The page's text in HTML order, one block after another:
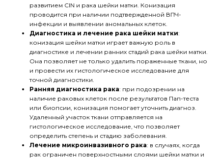
развитием CIN и рака шейки матки. Конизация
проводится при наличии подтвержденной ВПЧ-
инфекции и выявлении аномальных клеток.
Диагностика и лечение рака шейки матки:
конизация шейки матки играет важную роль в
диагностике и лечении ранних стадий рака шейки матки.
Она позволяет не только удалить пораженные ткани, но
и провести их гистологическое исследование для
точной диагностики.
Ранняя диагностика рака: при подозрении на
наличие раковых клеток после результатов Пап-теста
или биопсии, конизация помогает уточнить диагноз.
Удаленный участок ткани отправляется на
гистологическое исследование, что позволяет
определить степень и стадию заболевания.
Лечение микроинвазивного рака: в случаях, когда
рак ограничен поверхностными слоями шейки матки и